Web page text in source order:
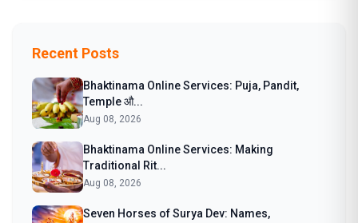
Recent Posts
Bhaktinama Online Services: Puja, Pandit,
Temple औ...
Aug 08, 2026
Bhaktinama Online Services: Making
Traditional Rit...
Aug 08, 2026
Seven Horses of Surya Dev: Names,